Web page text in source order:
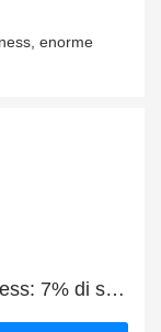
enorme
Risparmi quotidiani per Planet-fitness: 7% di sconto, omaggi e altro